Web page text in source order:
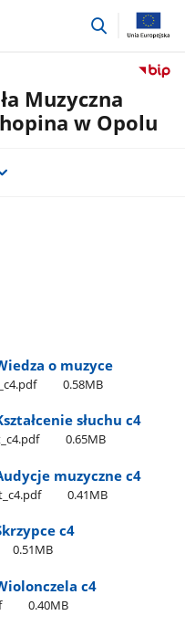
przejdź
Muzyczna
w Opolu
o muzyce
0.58MB
słuchu c4
0.65MB
muzyczne c4
0.41MB
c4
0.51MB
c4
0.40MB